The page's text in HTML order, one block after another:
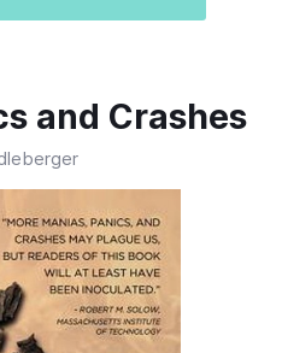
and Crashes